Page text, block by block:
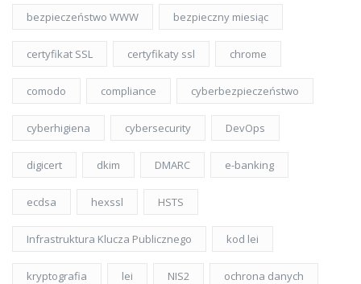
bezpieczeństwo WWW bezpieczny miesiąc
certyfikat SSL certyfikaty ssl chrome
comodo compliance cyberbezpieczeństwo
cyberhigiena cybersecurity DevOps
digicert dkim DMARC e-banking
ecdsa hexssl HSTS
Infrastruktura Klucza Publicznego kod lei
kryptografia lei NIS2 ochrona danych